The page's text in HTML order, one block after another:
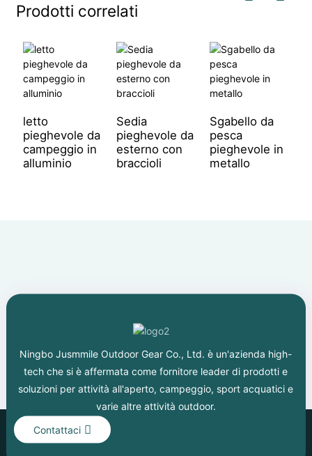
Prodotti correlati
letto
pieghevole da
campeggio in
alluminio
Sedia
pieghevole da
esterno con
braccioli
Sgabello da
pesca
pieghevole in
metallo
Ningbo Jusmmile Outdoor Gear Co., Ltd. è un'azienda high-
tech che si è affermata come fornitore leader di prodotti e
soluzioni per attività all'aperto, campeggio, sport acquatici e
varie altre attività outdoor.
Contattaci